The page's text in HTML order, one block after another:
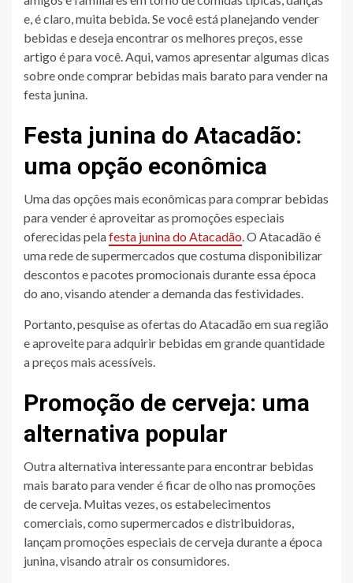
e, é claro, muita bebida. Se você está planejando vender
bebidas e deseja encontrar os melhores preços, esse
artigo é para você. Aqui, vamos apresentar algumas dicas
sobre onde comprar bebidas mais barato para vender na
festa junina.
Festa junina do Atacadão:
uma opção econômica
Uma das opções mais econômicas para comprar bebidas
para vender é aproveitar as promoções especiais
oferecidas pelafesta junina do Atacadão. O Atacadão é
uma rede de supermercados que costuma disponibilizar
descontos e pacotes promocionais durante essa época
do ano, visando atender a demanda das festividades.
Portanto, pesquise as ofertas do Atacadão em sua região
e aproveite para adquirir bebidas em grande quantidade
a preços mais acessíveis.
Promoção de cerveja: uma
alternativa popular
Outra alternativa interessante para encontrar bebidas
mais barato para vender é ficar de olho nas promoções
de cerveja. Muitas vezes, os estabelecimentos
comerciais, como supermercados e distribuidoras,
lançam promoções especiais de cerveja durante a época
junina, visando atrair os consumidores.